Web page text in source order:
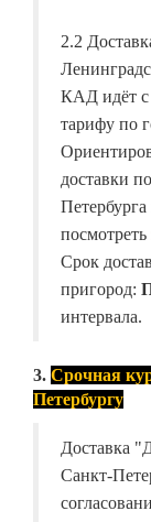
2.2
КАД идёт с
тарифу по
доставки
посмотреть
Срок
пригород:
интервала.
3. Срочная
Петербургу
Доставка
Санкт-